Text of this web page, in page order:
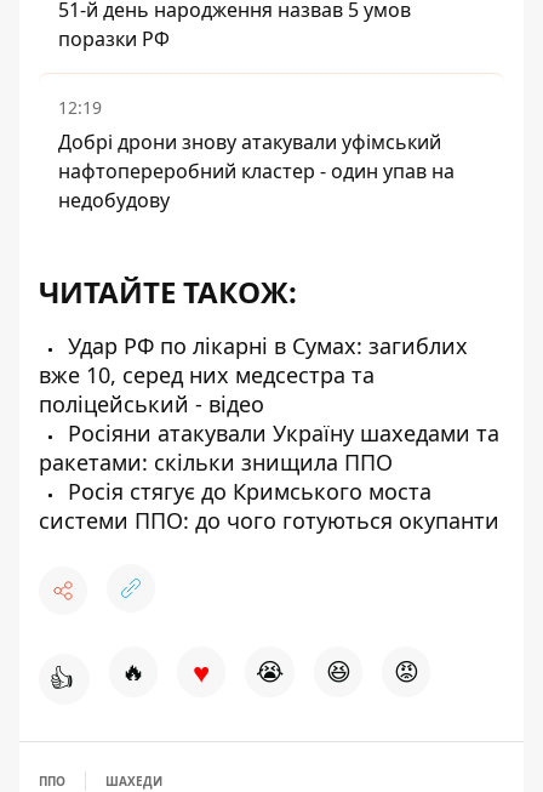
51-й день народження назвав 5 умов
поразки РФ
12:19
Добрі дрони знову атакували уфімський
нафтопереробний кластер - один упав на
недобудову
ЧИТАЙТЕ ТАКОЖ:
Удар РФ по лікарні в Сумах: загиблих
вже 10, серед них медсестра та
поліцейський - відео
Росіяни атакували Україну шахедами та
ракетами: скільки знищила ППО
Росія стягує до Кримського моста
системи ППО: до чого готуються окупанти
👍 🔥 ♥ 😭 😆 😡
ППО ШАХЕДИ